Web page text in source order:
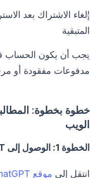
إلغاء الاشتراك بعد
المتبقية
يجب أن يكون الحساب
مدفوعات مفقودة أو
الويب
الخطوة 1: الوصول إلى ChatGPT
انتقل إلى موقع ChatGPT